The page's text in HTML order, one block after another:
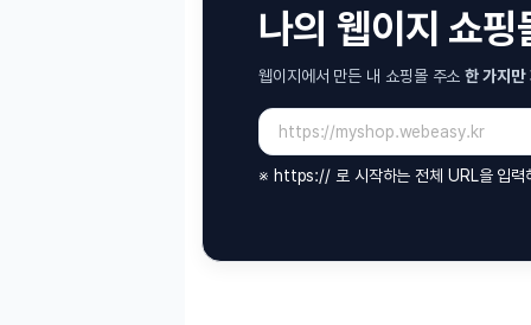
나의 웹이지 쇼핑몰 링크 추
웹이지에서 만든 내 쇼핑몰 주소한 가지만제출하면 참여가 완료됩니다.
※ https:// 로 시작하는 전체 URL을 입력해 주세요.